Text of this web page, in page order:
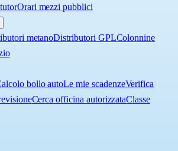
Orari mezzi pubblici
metanoDistributori GPLColonnine
bollo autoLe mie scadenzeVerifica
Cerca officina autorizzataClasse